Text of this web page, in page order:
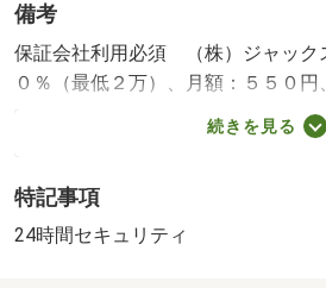
備考
保証会社利用必須 （株）ジャッ
０％（最低２万）、月額：５５０
／年 コンビニ・４２３ｍ スーパ
１１７２ｍ 始めての一人暮らしに
に生活できます！ ／加盟団体名：
物取引協会 公取協名：北陸不動産
続きを見る
特記事項
24時間セキュリティ